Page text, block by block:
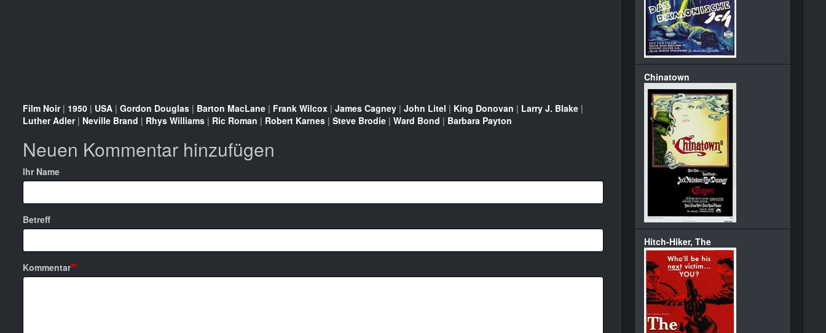
Film Noir| 1950 | USA | Gordon Douglas | Barton MacLane | Frank Wilcox | James Cagney | John Litel | King Donovan | Larry J. Blake |
Luther Adler| Neville Brand | Rhys Williams | Ric Roman | Robert Karnes | Steve Brodie | Ward Bond | Barbara Payton
Neuen Kommentar hinzufügen
Ihr Name
Betreff
Kommentar
Chinatown
Hitch-Hiker, The